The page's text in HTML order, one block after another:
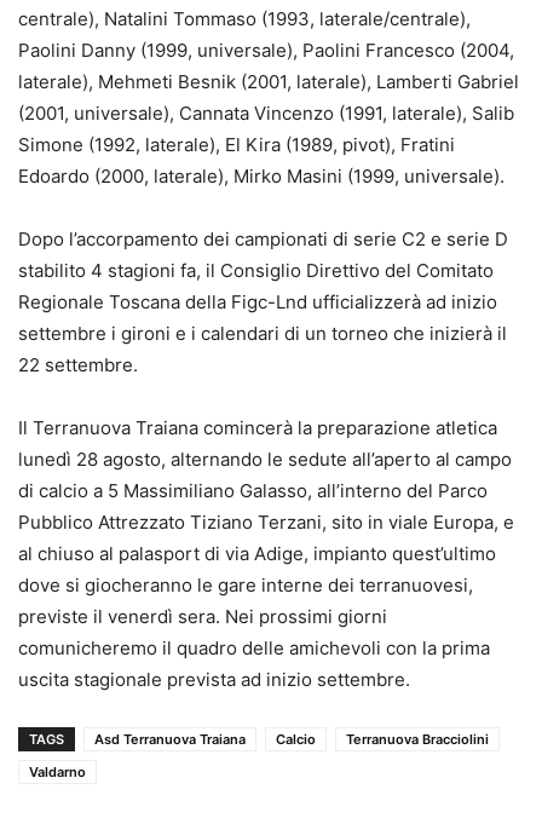
centrale), Natalini Tommaso (1993, laterale/centrale),
Paolini Danny (1999, universale), Paolini Francesco (2004,
laterale), Mehmeti Besnik (2001, laterale), Lamberti Gabriel
(2001, universale), Cannata Vincenzo (1991, laterale), Salib
Simone (1992, laterale), El Kira (1989, pivot), Fratini
Edoardo (2000, laterale), Mirko Masini (1999, universale).
Dopo l’accorpamento dei campionati di serie C2 e serie D
stabilito 4 stagioni fa, il Consiglio Direttivo del Comitato
Regionale Toscana della Figc-Lnd ufficializzerà ad inizio
settembre i gironi e i calendari di un torneo che inizierà il
22 settembre.
Il Terranuova Traiana comincerà la preparazione atletica
lunedì 28 agosto, alternando le sedute all’aperto al campo
di calcio a 5 Massimiliano Galasso, all’interno del Parco
Pubblico Attrezzato Tiziano Terzani, sito in viale Europa, e
al chiuso al palasport di via Adige, impianto quest’ultimo
dove si giocheranno le gare interne dei terranuovesi,
previste il venerdì sera. Nei prossimi giorni
comunicheremo il quadro delle amichevoli con la prima
uscita stagionale prevista ad inizio settembre.
TAGS Asd Terranuova Traiana Calcio
Terranuova Bracciolini
Valdarno